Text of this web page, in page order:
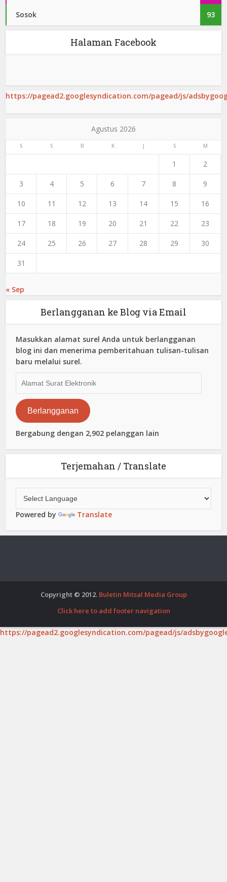
Sosok 93
Halaman Facebook
https://pagead2.googlesyndication.com/pagead/js/
Agustus 2026
S S R K J S M
1 2
3 4 5 6 7 8 9
10 11 12 13 14 15 16
17 18 19 20 21 22 23
24 25 26 27 28 29 30
31
« Sep
Berlangganan ke Blog via Email
Masukkan alamat surel Anda untuk berlangganan
blog ini dan menerima pemberitahuan tulisan-tulisan
baru melalui surel.
Surat
Elektronik
Berlangganan
Bergabung dengan 2,902 pelanggan lain
Terjemahan / Translate
Powered by Translate
Copyright © 2012. Buletin Mitsal Media Group
Click here to add footer navigation
https://pagead2.googlesyndication.com/pagead/js/